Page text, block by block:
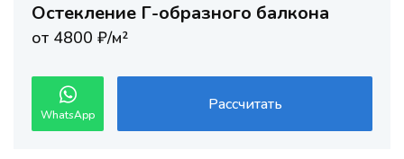
Остекление Г-образного балкона
от 4800 ₽/м²
WhatsApp
Рассчитать